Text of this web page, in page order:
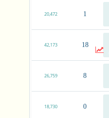
1
20,472
18
42,173
8
26,759
0
18,730